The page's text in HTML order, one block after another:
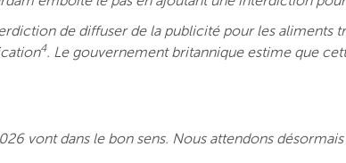
de diffuser de la publicité pour les aliments
4. Le gouvernement britannique estime que
vont dans le bon sens. Nous attendons